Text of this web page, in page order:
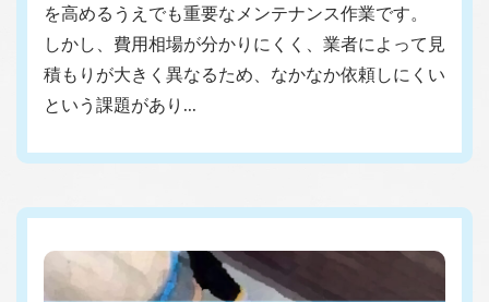
を高めるうえでも重要なメンテナンス作業です。
しかし、費用相場が分かりにくく、業者によって見
積もりが大きく異なるため、なかなか依頼しにくい
という課題があり…